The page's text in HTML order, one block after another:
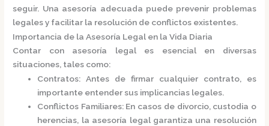
seguir. Una asesoría adecuada puede prevenir problemas
legales y facilitar la resolución de conflictos existentes.​
Importancia de la Asesoría Legal en la Vida Diaria
Contar con asesoría legal es esencial en diversas
situaciones, tales como:​
Contratos: Antes de firmar cualquier contrato, es
importante entender sus implicancias legales.
Conflictos Familiares: En casos de divorcio, custodia o
herencias, la asesoría legal garantiza una resolución